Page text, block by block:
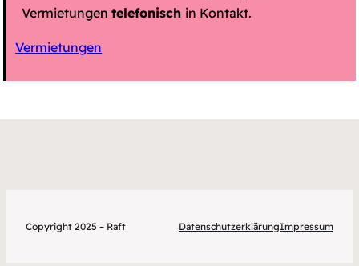
Vermietungentelefonisch in Kontakt.
Vermietungen
Copyright 2025 – Raft DatenschutzerklärungImpressum